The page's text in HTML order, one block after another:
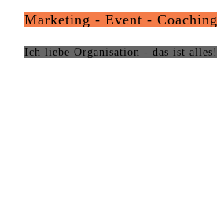
Marketing - Event - Coaching
Ich liebe Organisation - das ist alles!